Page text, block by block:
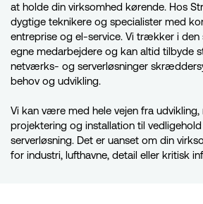
at holde din virksomhed kørende. Hos
dygtige teknikere og specialister med
entreprise og el-service. Vi trækker i
egne medarbejdere og kan altid tilbyde
netværks- og serverløsninger
behov og udvikling.
Vi kan være med hele vejen fra udvikling,
projektering og installation til
serverløsning. Det er uanset om din
for industri, lufthavne, detail eller kritisk